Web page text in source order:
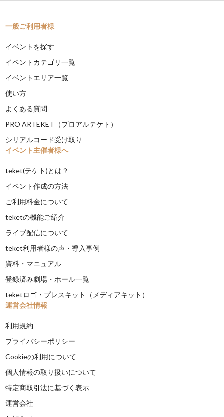
一般ご利用者様
イベントを探す
イベントカテゴリ一覧
イベントエリア一覧
使い方
よくある質問
PRO ARTEKET（プロアルテケト）
シリアルコード受け取り
イベント主催者様へ
teket(テケト)とは？
イベント作成の方法
ご利用料金について
teketの機能ご紹介
ライブ配信について
teket利用者様の声・導入事例
資料・マニュアル
登録済み劇場・ホール一覧
teketロゴ・プレスキット（メディアキット）
運営会社情報
利用規約
プライバシーポリシー
Cookieの利用について
個人情報の取り扱いについて
特定商取引法に基づく表示
運営会社